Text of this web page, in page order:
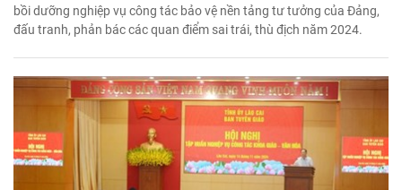
bồi dưỡng nghiệp vụ công tác bảo vệ nền tảng tư tưởng của Đảng,
đấu tranh, phản bác các quan điểm sai trái, thù địch năm 2024.